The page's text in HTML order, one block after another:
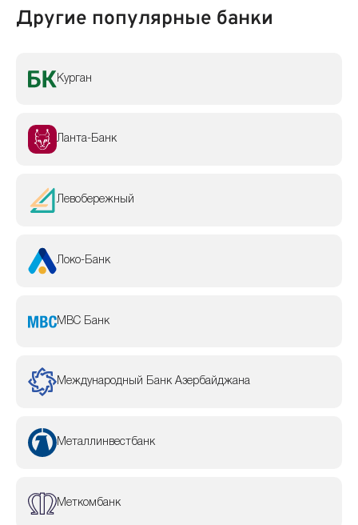
Другие популярные банки
Курган
Ланта-Банк
Левобережный
Локо-Банк
МВС Банк
Международный Банк Азербайджана
Металлинвестбанк
Меткомбанк